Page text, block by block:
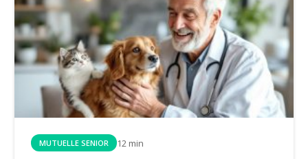
MUTUELLE SENIOR 12 min